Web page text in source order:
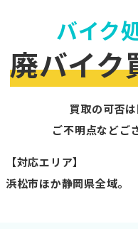
バイク
廃バイク
買取の可否
ご不明点などご
【対応エリア】
浜松市ほか静岡県全域。